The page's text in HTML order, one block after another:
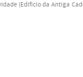
(Edifício da Antiga